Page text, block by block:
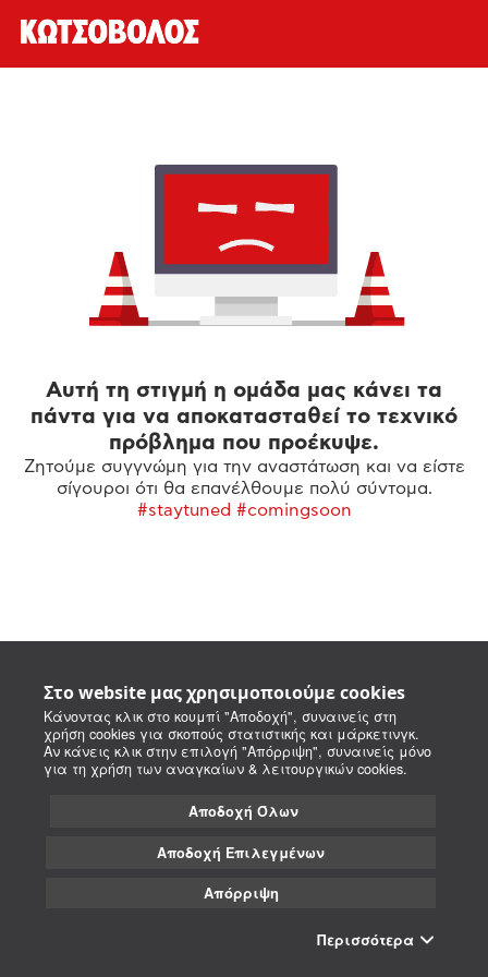
Στο website μας χρησιμοποιούμε cookies
Κάνοντας κλικ στο κουμπί "Αποδοχή", συναινείς στη
χρήση cookies για σκοπούς στατιστικής και μάρκετινγκ.
Αν κάνεις κλικ στην επιλογή "Απόρριψη", συναινείς μόνο
για τη χρήση των αναγκαίων & λειτουργικών cookies.
Αποδοχή Όλων
Αποδοχή Επιλεγμένων
Απόρριψη
Περισσότερα
Αυτή τη στιγμή η ομάδα μας κάνει τα
πάντα για να αποκατασταθεί το τεχνικό
πρόβλημα που προέκυψε.
Ζητούμε συγγνώμη για την αναστάτωση και να είστε
σίγουροι ότι θα επανέλθουμε πολύ σύντομα.
#staytuned #comingsoon